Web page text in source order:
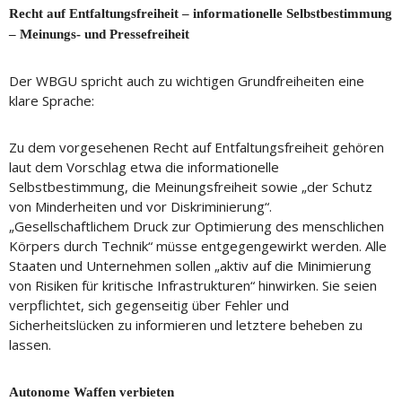
Recht auf Entfaltungsfreiheit – informationelle Selbstbestimmung
– Meinungs- und Pressefreiheit
Der WBGU spricht auch zu wichtigen Grundfreiheiten eine
klare Sprache:
Zu dem vorgesehenen Recht auf Entfaltungsfreiheit gehören
laut dem Vorschlag etwa die informationelle
Selbstbestimmung, die Meinungsfreiheit sowie „der Schutz
von Minderheiten und vor Diskriminierung“.
„Gesellschaftlichem Druck zur Optimierung des menschlichen
Körpers durch Technik“ müsse entgegengewirkt werden. Alle
Staaten und Unternehmen sollen „aktiv auf die Minimierung
von Risiken für kritische Infrastrukturen“ hinwirken. Sie seien
verpflichtet, sich gegenseitig über Fehler und
Sicherheitslücken zu informieren und letztere beheben zu
lassen.
Autonome Waffen verbieten